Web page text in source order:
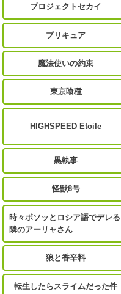
プロジェクトセカイ
プリキュア
魔法使いの約束
東京喰種
HIGHSPEED Etoile
黒執事
怪獣8号
時々ボソッとロシア語でデレる
隣のアーリャさん
狼と香辛料
転生したらスライムだった件